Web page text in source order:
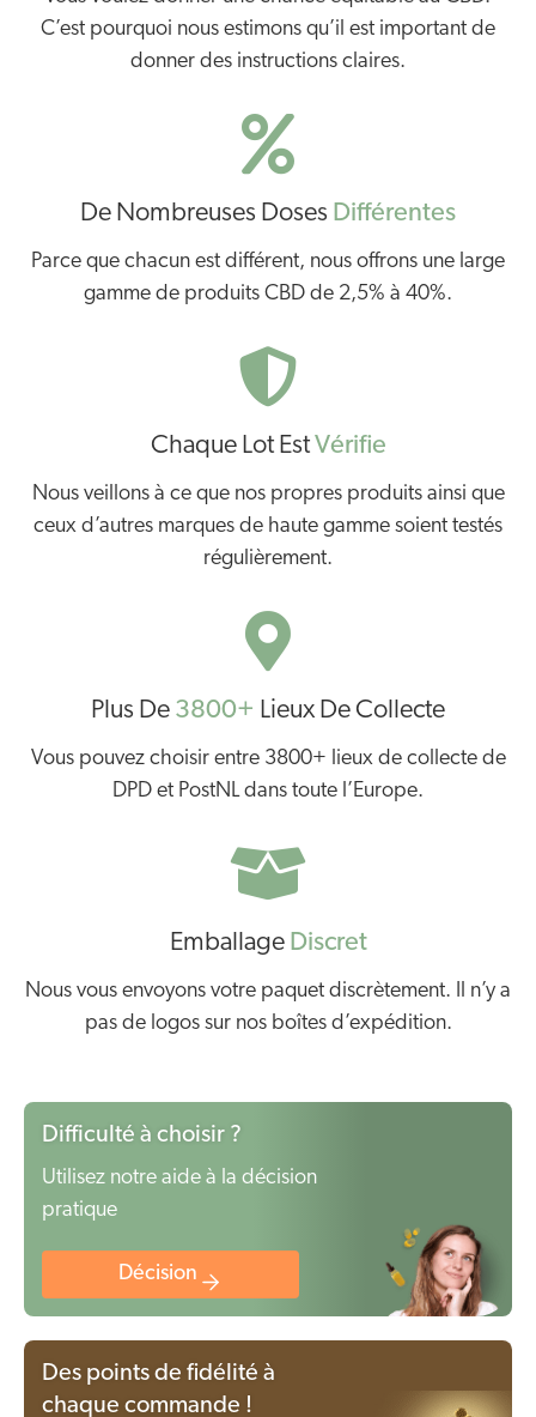
C’est pourquoi nous estimons qu’il est important de
donner des instructions claires.
De Nombreuses Doses Différentes
Parce que chacun est différent, nous offrons une large
gamme de produits CBD de 2,5% à 40%.
Chaque Lot EstVérifie
Nous veillons à ce que nos propres produits ainsi que
ceux d’autres marques de haute gamme soient testés
régulièrement.
Plus De 3800+ Lieux De Collecte
Vous pouvez choisir entre 3800+ lieux de collecte de
DPD et PostNL dans toute l’Europe.
Emballage Discret
Nous vous envoyons votre paquet discrètement. Il n’y a
pas de logos sur nos boîtes d’expédition.
Difficulté à choisir ?
Utilisez notre aide à la décision
pratique
Décision
Des points de fidélité à
chaque commande !